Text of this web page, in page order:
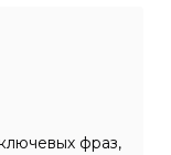
фраз,